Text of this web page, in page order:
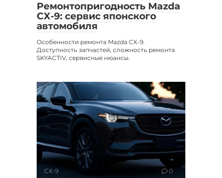
Ремонтопригодность Mazda
CX-9: сервис японского
автомобиля
Особенности ремонта Mazda CX-9.
Доступность запчастей, сложность ремонта
SKYACTIV, сервисные нюансы.
CX-9 0